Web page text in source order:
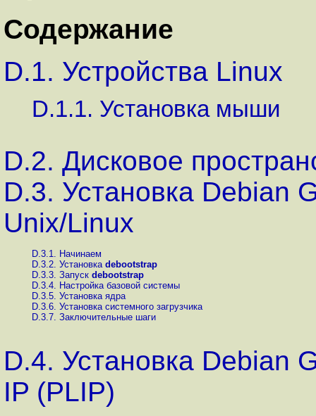
Содержание
D.1. Устройства Linux
D.1.1. Установка мыши
D.2. Дисковое
D.3. Установка Debian
Unix/Linux
D.3.1. Начинаем
D.3.2. Установка debootstrap
D.3.3. Запуск debootstrap
D.3.4. Настройка базовой системы
D.3.5. Установка ядра
D.3.6. Установка системного загрузчика
D.3.7. Заключительные шаги
D.4. Установка Debian
IP (PLIP)